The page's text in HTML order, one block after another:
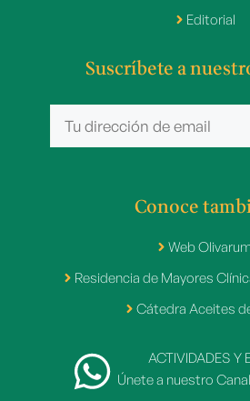
Editorial
Suscríbete a
Conoce
Web
Residencia de Mayores
Cátedra Aceites
ACTIVIDADES Y
Únete a nuestro